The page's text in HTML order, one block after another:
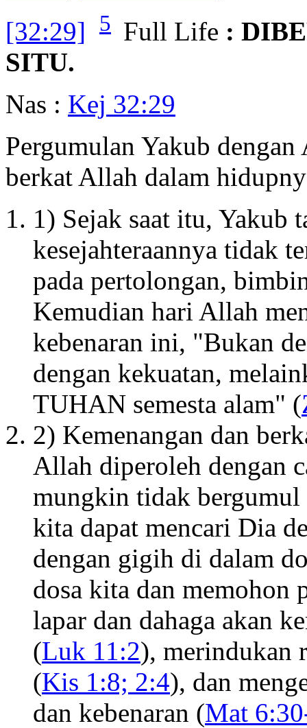
[32:29]
5 Full Life :
SITU.
Nas : Kej 32:29
Pergumulan Yakub
berkat Allah dalam
1) Sejak saat itu, Yakub
kesejahteraannya tidak
pada pertolongan,
Kemudian hari Allah
kebenaran ini, "Bukan
dengan kekuatan,
TUHAN semesta alam" (
2) Kemenangan dan
Allah diperoleh dengan
mungkin tidak bergumul
kita dapat mencari Dia
dengan gigih di dalam
dosa kita dan memohon
lapar dan dahaga akan
(Luk 11:2), merindukan
(Kis 1:8; 2:4), dan
dan kebenaran (Mat